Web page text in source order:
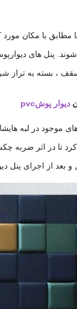
مطابق با مکان
شوند. پنل های
، بسته به تراز
دیوار پوشpvc
موجود در لبه
تا در اثر ضربه
بعد از اجرای پنل